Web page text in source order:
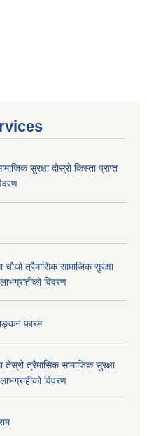
सुरक्षा दोस्रो किस्ता प्राप्त
त्रैमासिक सामाजिक सुरक्षा
विवरण
फारम
त्रैमासिक सामाजिक सुरक्षा
विवरण